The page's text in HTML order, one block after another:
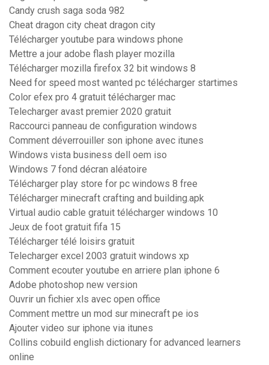
Candy crush saga soda 982
Cheat dragon city cheat dragon city
Télécharger youtube para windows phone
Mettre a jour adobe flash player mozilla
Télécharger mozilla firefox 32 bit windows 8
Need for speed most wanted pc télécharger startimes
Color efex pro 4 gratuit télécharger mac
Telecharger avast premier 2020 gratuit
Raccourci panneau de configuration windows
Comment déverrouiller son iphone avec itunes
Windows vista business dell oem iso
Windows 7 fond décran aléatoire
Télécharger play store for pc windows 8 free
Télécharger minecraft crafting and building.apk
Virtual audio cable gratuit télécharger windows 10
Jeux de foot gratuit fifa 15
Télécharger télé loisirs gratuit
Telecharger excel 2003 gratuit windows xp
Comment ecouter youtube en arriere plan iphone 6
Adobe photoshop new version
Ouvrir un fichier xls avec open office
Comment mettre un mod sur minecraft pe ios
Ajouter video sur iphone via itunes
Collins cobuild english dictionary for advanced learners
online